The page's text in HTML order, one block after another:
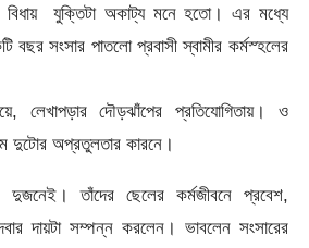
বিধায় যুক্তিটা অকাট্য মনে হতো। এর মধ্যে
সংসার পাতলো প্রবাসী স্বামীর কর্মস্হলের
লেখাপড়ার দৌড়ঝাঁপের প্রতিযোগিতায়। ও
দুটোর অপ্রতুলতার কারনে।
দুজনেই। তাঁদের ছেলের কর্মজীবনে প্রবেশ,
দায়টা সম্পন্ন করলেন। ভাবলেন সংসারের